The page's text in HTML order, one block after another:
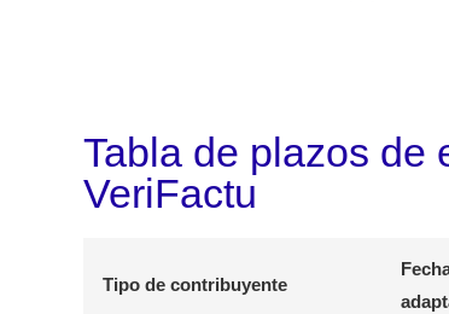
Tabla de plazos de
VeriFactu
Tipo de contribuyente